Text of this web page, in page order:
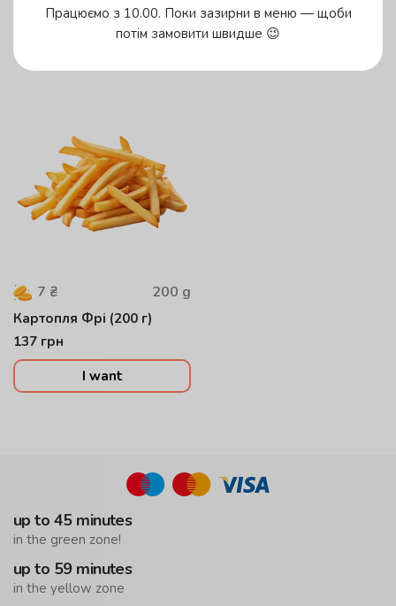
I want
I want
7 ₴ 200 g
Картопля Фрі (200 г)
137 грн
I want
up to 45 minutes
in the green zone!
up to 59 minutes
in the yellow zone
Працюємо з 10.00. Поки зазирни в меню — щоби
потім замовити швидше 😉